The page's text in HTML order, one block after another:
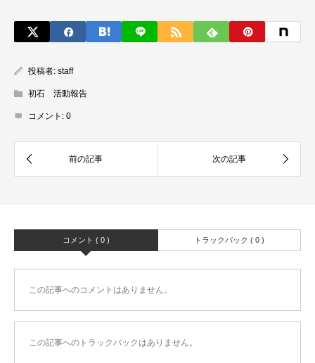
投稿者: staff
初石 活動報告
コメント: 0
コメント ( 0 ) トラックバック ( 0 )
この記事へのコメントはありません。
この記事へのトラックバックはありません。